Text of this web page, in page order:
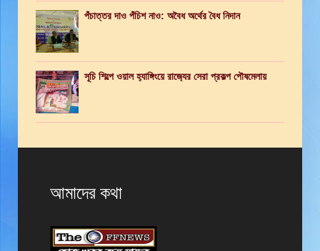
পঁচাত্তর দাও পঁচিশ নাও: অবৈধ অর্থের বৈধ নিদান
সূচি শিল্পে ওয়াল হ‍্যাঙ্গিংয়ে রাজ‍্যের সেরা প্রকল্প পৌষমেলায়
আমাদের কথা